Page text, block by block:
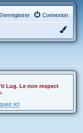
Connexion
Lug. Le non respect
ici